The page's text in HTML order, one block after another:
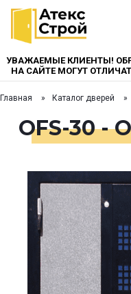
УВАЖАЕМЫЕ КЛИЕНТЫ!
НА САЙТЕ МОГУТ
Главная Каталог дверей
OFS-30 -